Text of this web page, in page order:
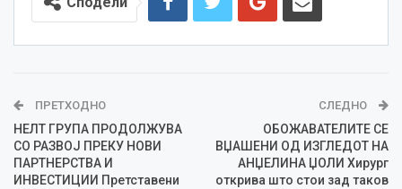
ПРЕТХОДНО
НЕЛТ ГРУПА ПРОДОЛЖУВА
СО РАЗВОЈ ПРЕКУ НОВИ
ПАРТНЕРСТВА И
ИНВЕСТИЦИИ Претставени
СЛЕДНО
ОБОЖАВАТЕЛИТЕ СЕ
ВЏАШЕНИ ОД ИЗГЛЕДОТ НА
АНЏЕЛИНА ЏОЛИ Хирург
открива што стои зад таков